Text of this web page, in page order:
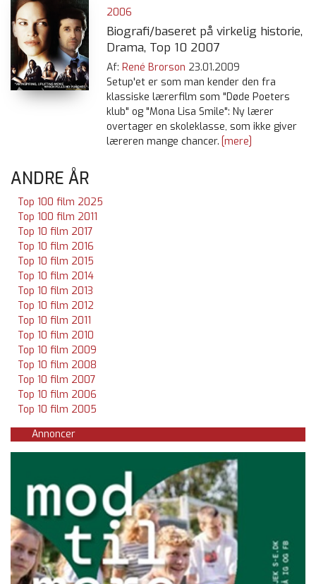
2006
Biografi/baseret på virkelig historie,
Drama, Top 10 2007
Af: René Brorson 23.01.2009
Setup'et er som man kender den fra
klassiske lærerfilm som "Døde Poeters
klub" og "Mona Lisa Smile": Ny lærer
overtager en skoleklasse, som ikke giver
læreren mange chancer. [mere]
ANDRE ÅR
Top 100 film 2025
Top 100 film 2011
Top 10 film 2017
Top 10 film 2016
Top 10 film 2015
Top 10 film 2014
Top 10 film 2013
Top 10 film 2012
Top 10 film 2011
Top 10 film 2010
Top 10 film 2009
Top 10 film 2008
Top 10 film 2007
Top 10 film 2006
Top 10 film 2005
Annoncer